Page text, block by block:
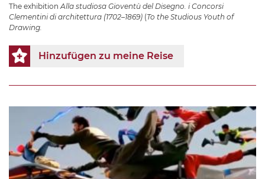
The exhibition Alla studiosa Gioventù del Disegno. i Concorsi
Clementini di architettura (1702–1869) (To the Studious Youth of
Drawing.
Hinzufügen zu meine Reise